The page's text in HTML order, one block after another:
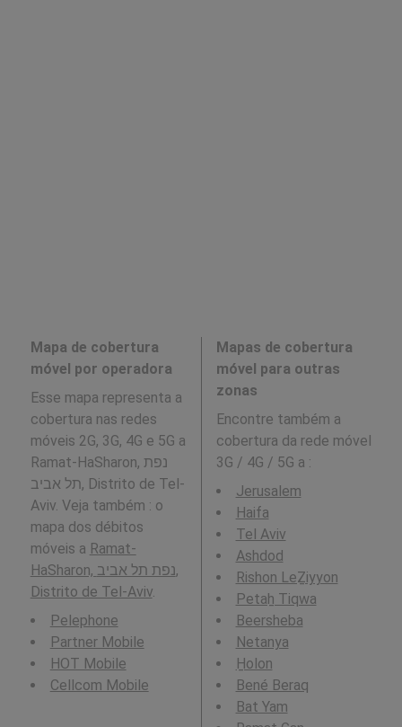
Mapa de cobertura
móvel por operadora
Esse mapa representa a
cobertura nas redes
móveis 2G, 3G, 4G e 5G a
Ramat-HaSharon, נפת
תל אביב, Distrito de Tel-
Aviv. Veja também : o
mapa dos débitos
móveis a Ramat-
HaSharon, נפת תל אביב,
Distrito de Tel-Aviv.
Pelephone
Partner Mobile
HOT Mobile
Cellcom Mobile
Mapas de cobertura
móvel para outras
zonas
Encontre também a
cobertura da rede móvel
3G / 4G / 5G a :
Jerusalem
Haifa
Tel Aviv
Ashdod
Rishon LeẔiyyon
Petaẖ Tiqwa
Beersheba
Netanya
H̱olon
Bené Beraq
Bat Yam